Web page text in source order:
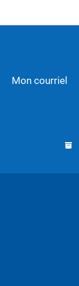
Mon courriel